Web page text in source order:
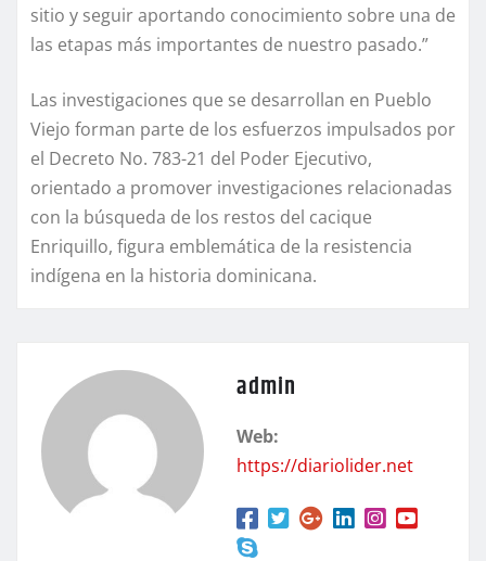
sitio y seguir aportando conocimiento sobre una de
las etapas más importantes de nuestro pasado.”
Las investigaciones que se desarrollan en Pueblo
Viejo forman parte de los esfuerzos impulsados por
el Decreto No. 783-21 del Poder Ejecutivo,
orientado a promover investigaciones relacionadas
con la búsqueda de los restos del cacique
Enriquillo, figura emblemática de la resistencia
indígena en la historia dominicana.
admin
Web:
https://diariolider.net